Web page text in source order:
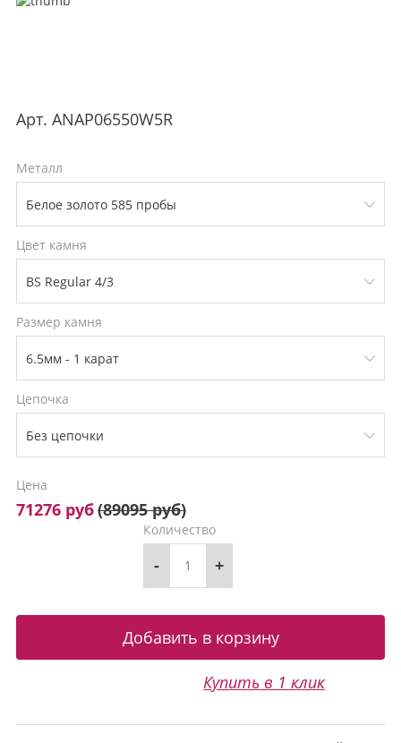
Арт. ANAP06550W5R
Металл
Цвет камня
Размер камня
Цепочка
Цена
71276 руб(89095 руб)
Количество
- +
Купить в 1 клик